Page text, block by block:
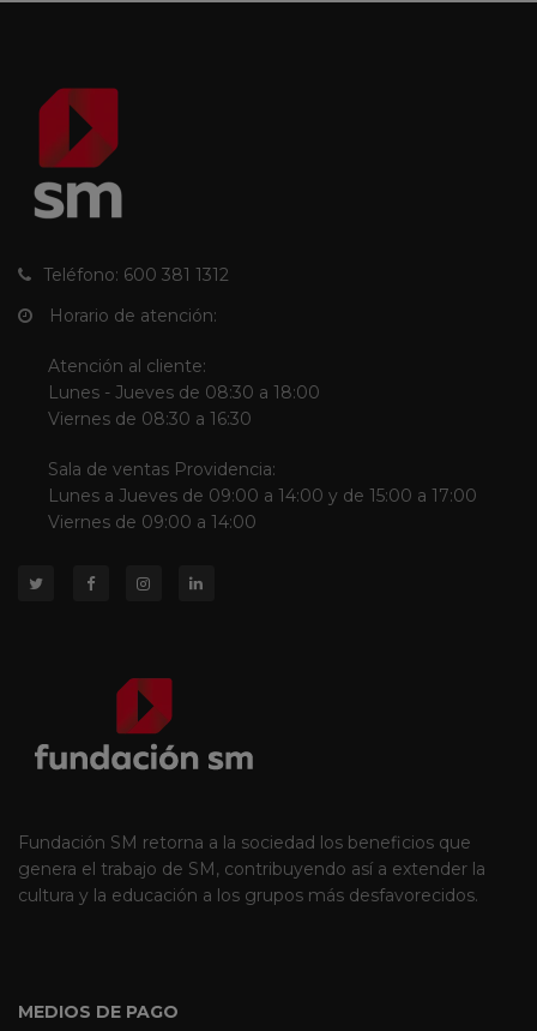
Teléfono: 600 381 1312
Horario de atención:
Atención al cliente:
Lunes - Jueves de 08:30 a 18:00
Viernes de 08:30 a 16:30
Sala de ventas Providencia:
Lunes a Jueves de 09:00 a 14:00 y de 15:00 a 17:00
Viernes de 09:00 a 14:00
Fundación SM retorna a la sociedad los beneficios que
genera el trabajo de SM, contribuyendo así a extender la
cultura y la educación a los grupos más desfavorecidos.
MEDIOS DE PAGO